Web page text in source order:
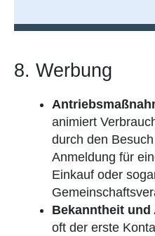
8. Werbung
animiert
durch den
Anmeldung für
Einkauf oder
Bekanntheit
oft der erste